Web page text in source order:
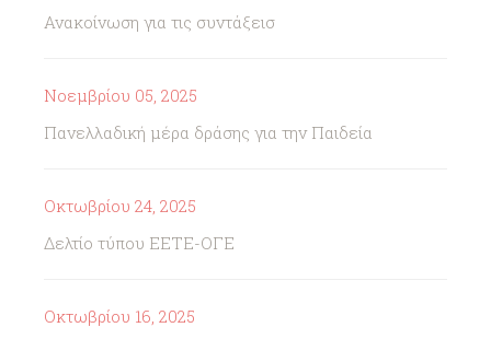
Ανακοίνωση για τις συντάξεισ
Νοεμβρίου 05, 2025
Πανελλαδική μέρα δράσης για την Παιδεία
Οκτωβρίου 24, 2025
Δελτίο τύπου ΕΕΤΕ-ΟΓΕ
Οκτωβρίου 16, 2025